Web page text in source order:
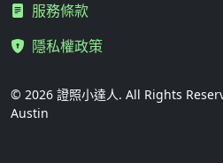
服務條款
隱私權政策
© 2026 證照小達人. All Rights
Austin